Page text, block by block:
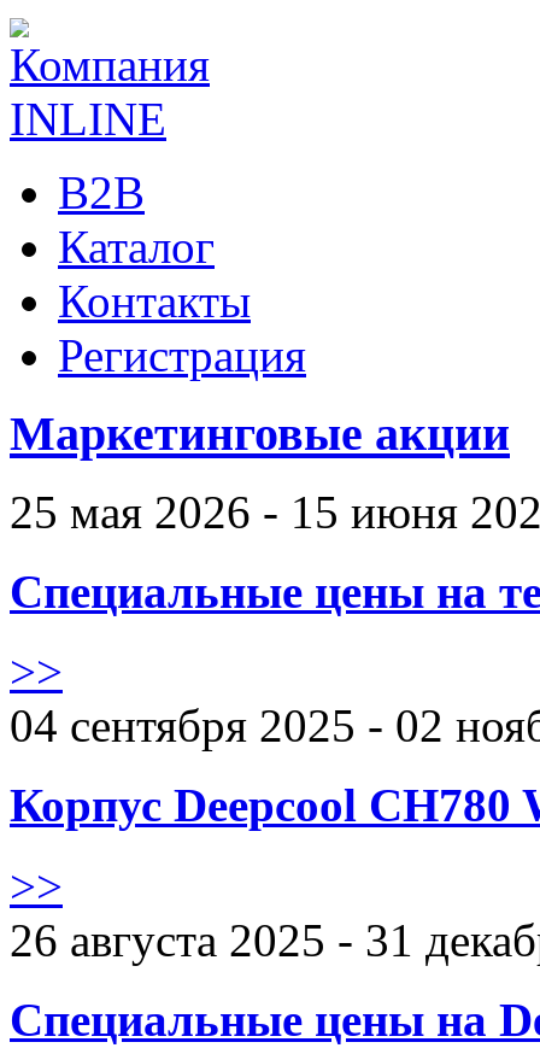
B2B
Каталог
Контакты
Регистрация
Маркетинговые акции
25 мая 2026 - 15 июня
Специальные цены на
>>
04 сентября 2025 - 02
Корпус Deepcool CH780
>>
26 августа 2025 - 31
Специальные цены на